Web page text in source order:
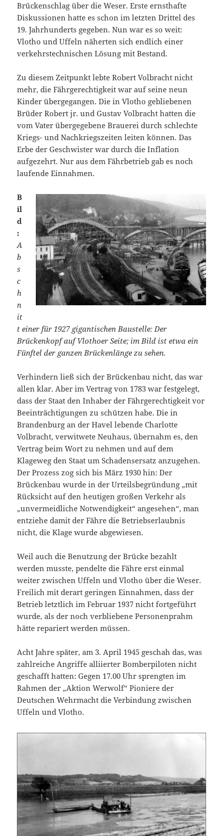
Brückenschlag über die Weser. Erste ernsthafte
Diskussionen hatte es schon im letzten Drittel des
19. Jahrhunderts gegeben. Nun war es so weit:
Vlotho und Uffeln näherten sich endlich einer
verkehrstechnischen Lösung mit Bestand.
Zu diesem Zeitpunkt lebte Robert Volbracht nicht
mehr, die Fährgerechtigkeit war auf seine neun
Kinder übergegangen. Die in Vlotho gebliebenen
Brüder Robert jr. und Gustav Volbracht hatten die
vom Vater übergegebene Brauerei durch schlechte
Kriegs- und Nachkriegszeiten leiten können. Das
Erbe der Geschwister war durch die Inflation
aufgezehrt. Nur aus dem Fährbetrieb gab es noch
laufende Einnahmen.
B
il
d
:
A
b
s
c
h
n
it
t einer für 1927 gigantischen Baustelle: Der
Brückenkopf auf Vlothoer Seite; im Bild ist etwa ein
Fünftel der ganzen Brückenlänge zu sehen.
Verhindern ließ sich der Brückenbau nicht, das war
allen klar. Aber im Vertrag von 1783 war festgelegt,
dass der Staat den Inhaber der Fährgerechtigkeit vor
Beeinträchtigungen zu schützen habe. Die in
Brandenburg an der Havel lebende Charlotte
Volbracht, verwitwete Neuhaus, übernahm es, den
Vertrag beim Wort zu nehmen und auf dem
Klageweg den Staat um Schadensersatz anzugehen.
Der Prozess zog sich bis März 1930 hin: Der
Brückenbau wurde in der Urteilsbegründung „mit
Rücksicht auf den heutigen großen Verkehr als
„unvermeidliche Notwendigkeit“ angesehen“, man
entziehe damit der Fähre die Betriebserlaubnis
nicht, die Klage wurde abgewiesen.
Weil auch die Benutzung der Brücke bezahlt
werden musste, pendelte die Fähre erst einmal
weiter zwischen Uffeln und Vlotho über die Weser.
Freilich mit derart geringen Einnahmen, dass der
Betrieb letztlich im Februar 1937 nicht fortgeführt
wurde, als der noch verbliebene Personenprahm
hätte repariert werden müssen.
Acht Jahre später, am 3. April 1945 geschah das, was
zahlreiche Angriffe alliierter Bomberpiloten nicht
geschafft hatten: Gegen 17.00 Uhr sprengten im
Rahmen der „Aktion Werwolf“ Pioniere der
Deutschen Wehrmacht die Verbindung zwischen
Uffeln und Vlotho.